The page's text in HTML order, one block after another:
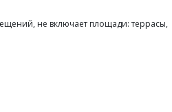
не включает площади: террасы,